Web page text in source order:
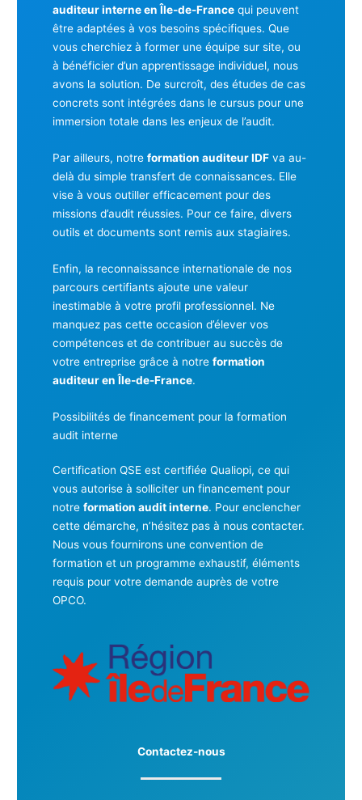
auditeur interne en Île-de-Francequi peuvent
être adaptées à vos besoins spécifiques. Que
vous cherchiez à former une équipe sur site, ou
à bénéficier d’un apprentissage individuel, nous
avons la solution. De surcroît, des études de cas
concrets sont intégrées dans le cursus pour une
immersion totale dans les enjeux de l’audit.
Par ailleurs, notre formation auditeur IDFva au-
delà du simple transfert de connaissances. Elle
vise à vous outiller efficacement pour des
missions d’audit réussies. Pour ce faire, divers
outils et documents sont remis aux stagiaires.
Enfin, la reconnaissance internationale de nos
parcours certifiants ajoute une valeur
inestimable à votre profil professionnel. Ne
manquez pas cette occasion d’élever vos
compétences et de contribuer au succès de
votre entreprise grâce à notre formation
auditeur en Île-de-France.
Possibilités de financement pour la formation
audit interne
Certification QSE est certifiée Qualiopi, ce qui
vous autorise à solliciter un financement pour
notre formation audit interne. Pour enclencher
cette démarche, n’hésitez pas à nous contacter.
Nous vous fournirons une convention de
formation et un programme exhaustif, éléments
requis pour votre demande auprès de votre
OPCO.
Contactez-nous